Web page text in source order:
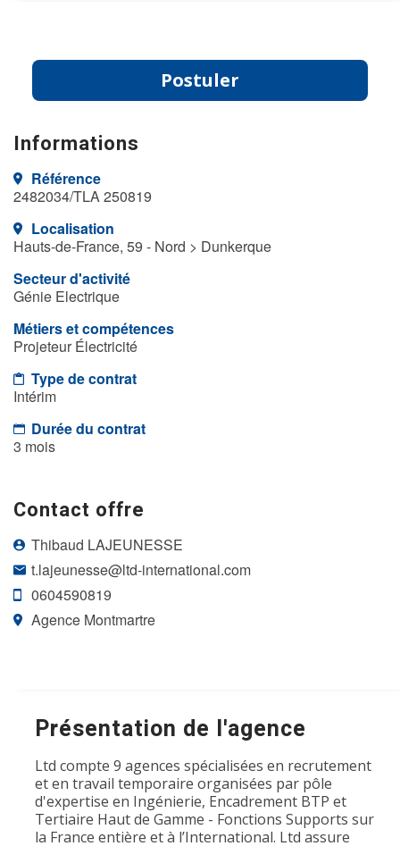
Postuler
Informations
Référence
2482034/TLA 250819
Localisation
Hauts-de-France, 59 - Nord > Dunkerque
Secteur d'activité
Génie Electrique
Métiers et compétences
Projeteur Électricité
Type de contrat
Intérim
Durée du contrat
3 mois
Contact offre
Thibaud LAJEUNESSE
t.lajeunesse@ltd-international.com
0604590819
Agence Montmartre
Présentation de l'agence
Ltd compte 9 agences spécialisées en recrutement
et en travail temporaire organisées par pôle
d'expertise en Ingénierie, Encadrement BTP et
Tertiaire Haut de Gamme - Fonctions Supports sur
la France entière et à l’International. Ltd assure